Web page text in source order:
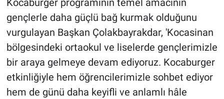
Kocaburger programının temel amacının
gençlerle daha güçlü bağ kurmak olduğunu
vurgulayan Başkan Çolakbayrakdar, 'Kocasinan
bölgesindeki ortaokul ve liselerde gençlerimizle
bir araya gelmeye devam ediyoruz. Kocaburger
etkinliğiyle hem öğrencilerimizle sohbet ediyor
hem de günü daha keyifli ve anlamlı hâle